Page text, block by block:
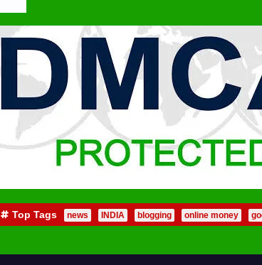
Top Tags news INDIA blogging online money